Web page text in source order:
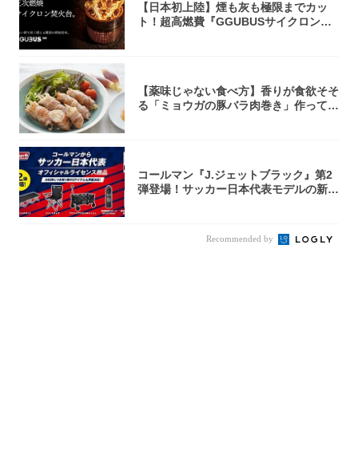
【日本初上陸】煙も灰も極限までカッ
ト！超高燃費『GGUBUSサイクロン焚
【薬味じゃない食べ方】香りが食欲そそ
る「ミョウガの豚バラ肉巻き」作ってみ
コールマン『J.ジェットブラック』第2
弾登場！サッカー日本代表モデルの新作
Recommended by